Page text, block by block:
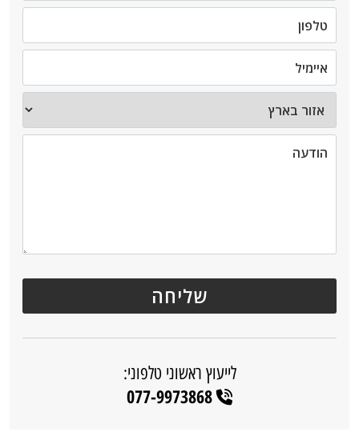
לייעוץ ראשוני טלפוני:
077-9973868